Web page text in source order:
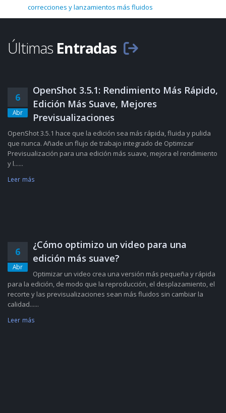
correcciones y lanzamientos más fluidos
Últimas Entradas
6
Abr
OpenShot 3.5.1: Rendimiento Más Rápido,
Edición Más Suave, Mejores
Previsualizaciones
OpenShot 3.5.1 hace que la edición sea más rápida, fluida y pulida
que nunca. Añade un flujo de trabajo integrado de Optimizar
Previsualización para una edición más suave, mejora el rendimiento
y l......
Leer más
6
Abr
¿Cómo optimizo un video para una
edición más suave?
Optimizar un video crea una versión más pequeña y rápida
para la edición, de modo que la reproducción, el desplazamiento, el
recorte y las previsualizaciones sean más fluidos sin cambiar la
calidad......
Leer más